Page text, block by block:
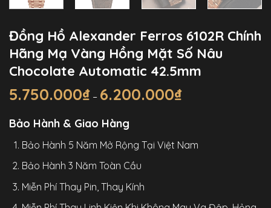
Đồng Hồ Alexander Ferros 6102R Chính
Hãng Mạ Vàng Hồng Mặt Số Nâu
Chocolate Automatic 42.5mm
5.750.000₫ – 6.200.000₫Khoảng
6.200.000₫
Bảo Hành & Giao Hàng
Bảo Hành 5 Năm Mở Rộng Tại Việt Nam
Bảo Hành 3 Năm Toàn Cầu
Miễn Phí Thay Pin, Thay Kính